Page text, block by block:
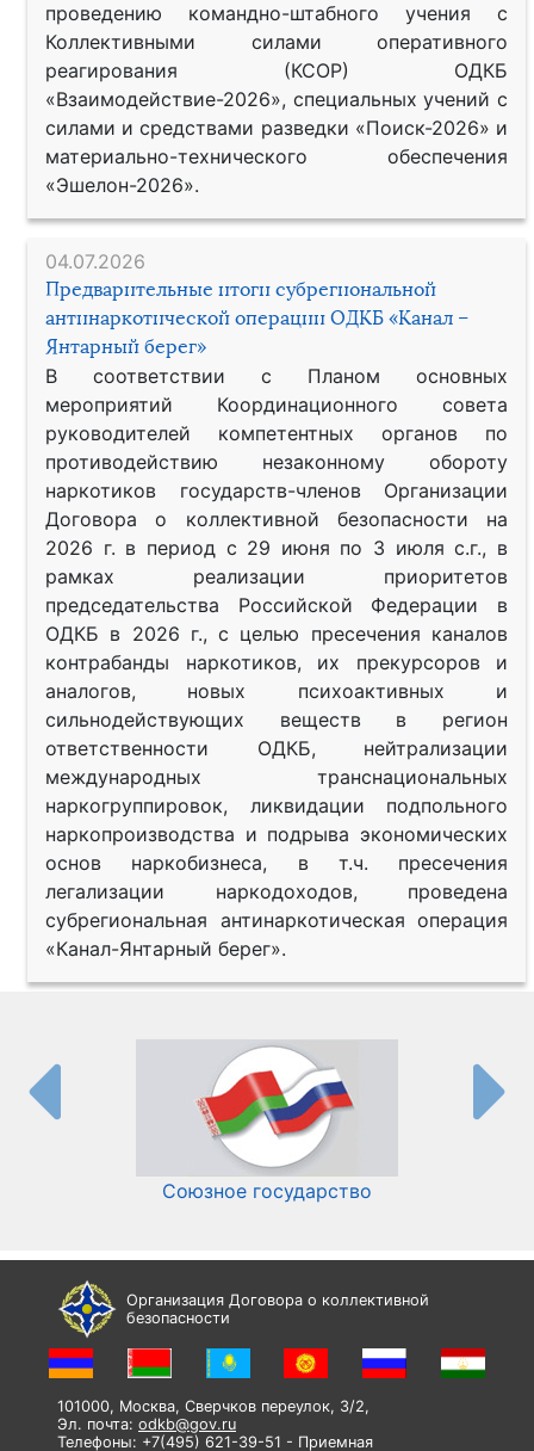
проведению командно-штабного учения с
Коллективными силами оперативного
реагирования (КСОР) ОДКБ
«Взаимодействие-2026», специальных учений с
силами и средствами разведки «Поиск-2026» и
материально-технического обеспечения
«Эшелон-2026».
04.07.2026
Предварительные итоги субрегиональной
антинаркотической операции ОДКБ «Канал –
Янтарный берег»
В соответствии с Планом основных
мероприятий Координационного совета
руководителей компетентных органов по
противодействию незаконному обороту
наркотиков государств-членов Организации
Договора о коллективной безопасности на
2026 г. в период с 29 июня по 3 июля с.г., в
рамках реализации приоритетов
председательства Российской Федерации в
ОДКБ в 2026 г., с целью пресечения каналов
контрабанды наркотиков, их прекурсоров и
аналогов, новых психоактивных и
сильнодействующих веществ в регион
ответственности ОДКБ, нейтрализации
международных транснациональных
наркогруппировок, ликвидации подпольного
наркопроизводства и подрыва экономических
основ наркобизнеса, в т.ч. пресечения
легализации наркодоходов, проведена
субрегиональная антинаркотическая операция
«Канал-Янтарный берег».
Союзное государство
Организация Договора о коллективной
безопасности
101000, Москва, Сверчков переулок, 3/2,
Эл. почта: odkb@gov.ru
Телефоны: +7(495) 621-39-51 - Приемная